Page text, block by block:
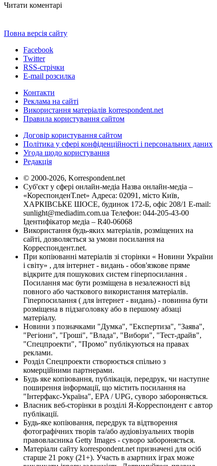
Читати коментарі
Повна версія сайту
Facebook
Twitter
RSS-стрічки
E-mail розсилка
Контакти
Реклама на сайті
Використання матеріалів korrespondent.net
Правила користування сайтом
Договір користування сайтом
Політика у сфері конфіденційності і персональних даних
Угода щодо користування
Редакція
© 2000-2026, Korrespondent.net
Суб'єкт у сфері онлайн-медіа Назва онлайн-медіа –
«КореспонденТ.net» Адреса: 02091, місто Київ,
ХАРКІВСЬКЕ ШОСЕ, будинок 172-Б, офіс 208/1 E-mail:
sunlight@mediadim.com.ua Телефон: 044-205-43-00
Ідентифікатор медіа – R40-06068
Використання будь-яких матеріалів, розміщених на
сайті, дозволяється за умови посилання на
Корреспондент.net.
При копіюванні матеріалів зі сторінки « Новини України
і світу» , для інтернет - видань - обов'язкове пряме
відкрите для пошукових систем гіперпосилання .
Посилання має бути розміщена в незалежності від
повного або часткового використання матеріалів.
Гіперпосилання ( для інтернет - видань) - повинна бути
розміщена в підзаголовку або в першому абзаці
матеріалу.
Новини з позначками "Думка", "Експертиза", "Заява",
"Регіони", "Гроші", "Влада", "Вибори", "Тест-драйв",
"Спецпроекти", "Промо" публікуються на правах
реклами.
Розділ Спецпроекти створюється спільно з
комерційними партнерами.
Будь яке копіювання, публікація, передрук, чи наступне
поширення інформації, що містить посилання на
"Інтерфакс-Україна", EPA / UPG, суворо забороняється.
Власник веб-сторінки в розділі Я-Корреспондент є автор
публікації.
Будь-яке копіювання, передрук та відтворення
фотографічних творів та/або аудіовізуальних творів
правовласника Getty Images - суворо забороняється.
Матеріали сайту korrespondent.net призначені для осіб
старше 21 року (21+). Участь в азартних іграх може